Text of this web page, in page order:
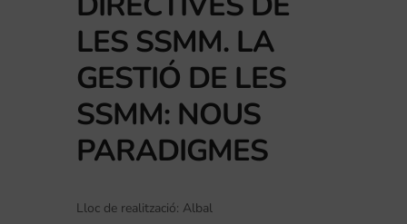
Àrea Artística
Actualitat
LES SSMM. LA
GESTIÓ DE LES
SSMM: NOUS
PARADIGMES
Lloc de realització: Albal